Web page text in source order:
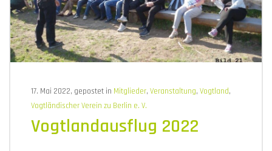
17. Mai 2022, gepostet in Mitglieder, Veranstaltung, Vogtland,
Vogtländischer Verein zu Berlin e. V.
Vogtlandausflug 2022